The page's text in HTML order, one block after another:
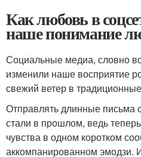
Как любовь в
наше понимание
Социальные медиа, словно
изменили наше восприятие
свежий ветер в
Отправлять длинные письма
стали в прошлом, ведь
чувства в одном коротком
аккомпанированном эмодзи.